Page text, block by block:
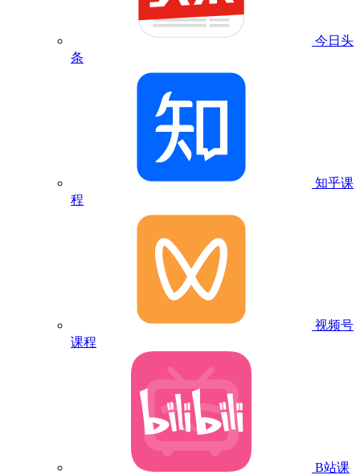
今日头
条
知乎课
程
视频号
课程
B站课